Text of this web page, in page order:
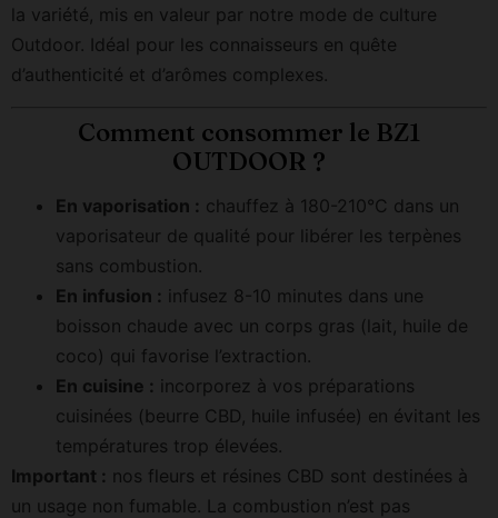
la variété, mis en valeur par notre mode de culture
Outdoor. Idéal pour les connaisseurs en quête
d’authenticité et d’arômes complexes.
Comment consommer le BZ1
OUTDOOR ?
En vaporisation : chauffez à 180-210°C dans un
vaporisateur de qualité pour libérer les terpènes
sans combustion.
En infusion : infusez 8-10 minutes dans une
boisson chaude avec un corps gras (lait, huile de
coco) qui favorise l’extraction.
En cuisine : incorporez à vos préparations
cuisinées (beurre CBD, huile infusée) en évitant les
températures trop élevées.
Important : nos fleurs et résines CBD sont destinées à
un usage non fumable. La combustion n’est pas